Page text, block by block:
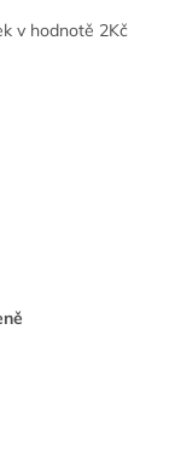
v hodnotě 2Kč